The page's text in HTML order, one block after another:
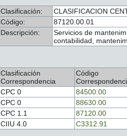
Clasificación:
CLASIFICACION
Código:
87120.00.01
Descripción:
Servicios de
contabilidad,
Clasificación
Correspondencia
Código
CPC 0
84500.00
CPC 0
88630.00
CPC 1.1
87120.00
CIIU 4.0
C3312.91